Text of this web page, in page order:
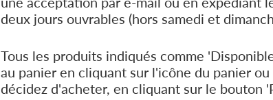
deux jours ouvrables (hors samedi et
Tous les produits indiqués comme
au panier en cliquant sur l'icône du panier
décidez d'acheter, en cliquant sur le bouton